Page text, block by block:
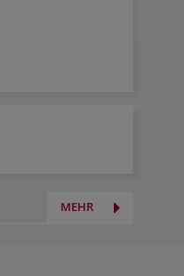
Küche.
MEHR